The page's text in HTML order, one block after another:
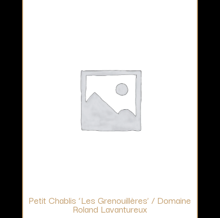
Petit Chablis ‘Les Grenouillères’ / Domaine
Roland Lavantureux